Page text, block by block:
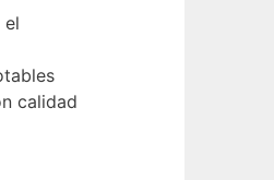
el
calidad